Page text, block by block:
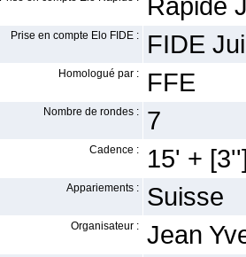
Prise en compte Elo FIDE : FIDE
Homologué par : FFE
Nombre de rondes : 7
Cadence : 15' +
Appariements : Suisse
Organisateur : Jean